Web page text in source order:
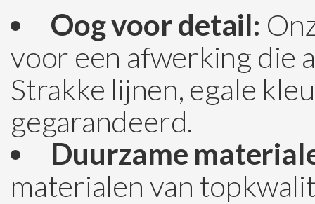
Oog voor detail:
voor een afwerking die
Strakke lijnen, egale
gegarandeerd.
Duurzame
materialen van